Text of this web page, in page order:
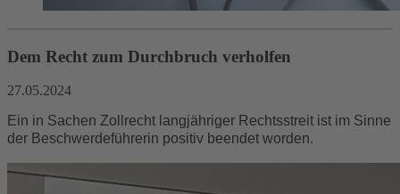
Dem Recht zum Durchbruch verholfen
27.05.2024
Ein in Sachen Zollrecht langjähriger Rechtsstreit ist im Sinne
der Beschwerdeführerin positiv beendet worden.